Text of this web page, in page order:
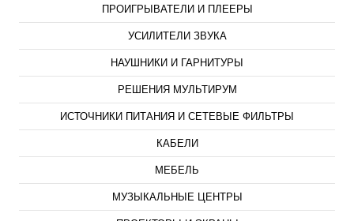
ПРОИГРЫВАТЕЛИ И ПЛЕЕРЫ
УСИЛИТЕЛИ ЗВУКА
НАУШНИКИ И ГАРНИТУРЫ
РЕШЕНИЯ МУЛЬТИРУМ
ИСТОЧНИКИ ПИТАНИЯ И СЕТЕВЫЕ ФИЛЬТРЫ
КАБЕЛИ
МЕБЕЛЬ
МУЗЫКАЛЬНЫЕ ЦЕНТРЫ